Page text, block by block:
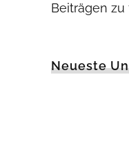
Beiträgen zu
Neueste